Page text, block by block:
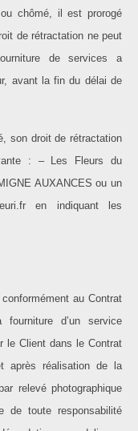
chômé, il est prorogé
de rétractation ne peut
de services a
avant la fin du délai de
son droit de rétractation
: – Les Fleurs du
AUXANCES ou un
en indiquant les
au Contrat
d’un service
le Client dans le Contrat
après réalisation de la
relevé photographique
de toute responsabilité